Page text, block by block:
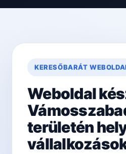
KERESŐBARÁT
Weboldal
területén